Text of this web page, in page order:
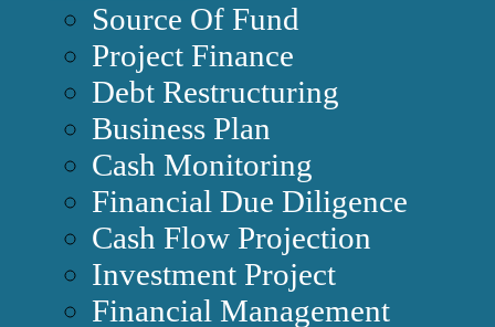
Source Of Fund
Project Finance
Debt Restructuring
Business Plan
Cash Monitoring
Financial Due Diligence
Cash Flow Projection
Investment Project
Financial Management